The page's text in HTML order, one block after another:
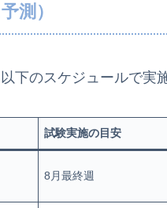
測）
下のスケジュールで実
試験実施の目安
8月最終週